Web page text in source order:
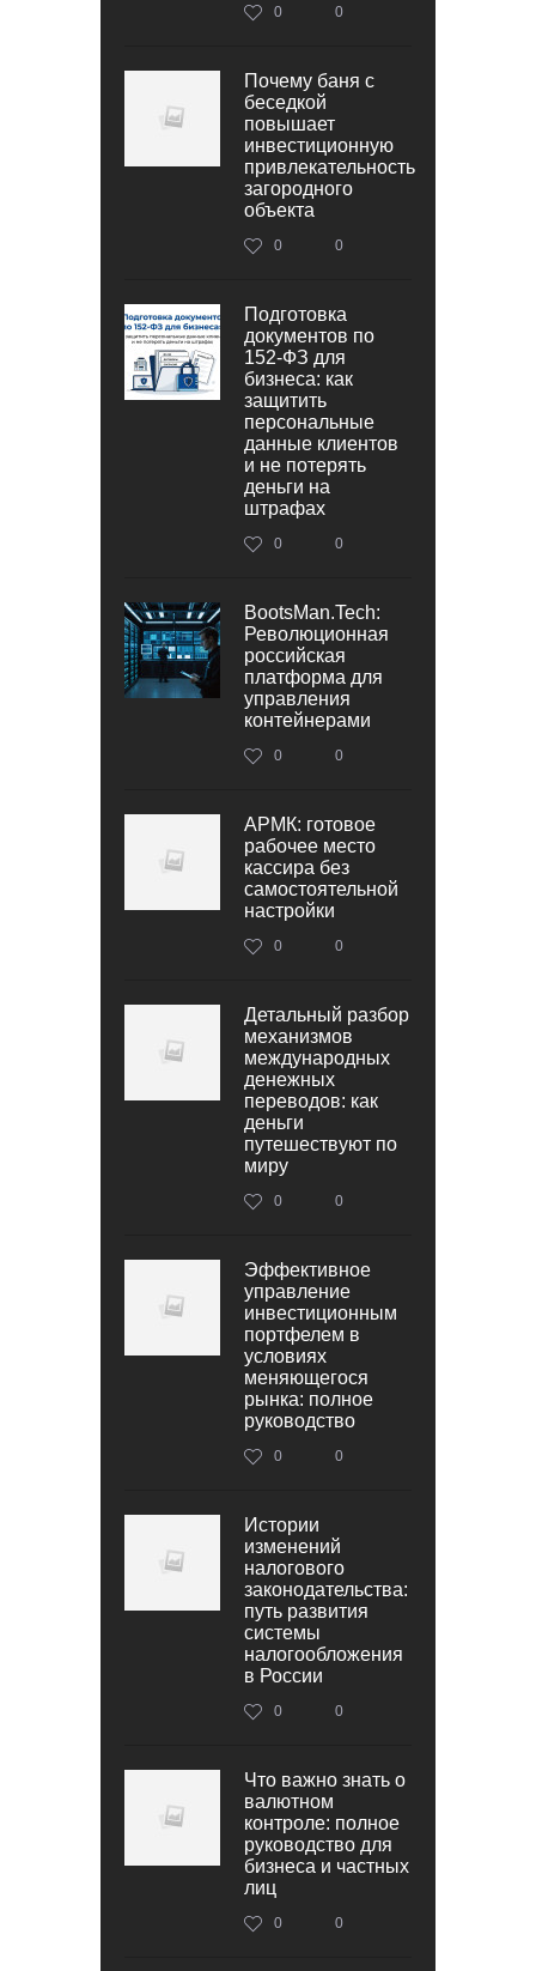
0 0
Почему баня с
беседкой
повышает
инвестиционную
привлекательность
загородного
объекта
0 0
Подготовка
документов по
152‑ФЗ для
бизнеса: как
защитить
персональные
данные клиентов
и не потерять
деньги на
штрафах
0 0
BootsMan.Tech:
Революционная
российская
платформа для
управления
контейнерами
0 0
АРМК: готовое
рабочее место
кассира без
самостоятельной
настройки
0 0
Детальный разбор
механизмов
международных
денежных
переводов: как
деньги
путешествуют по
миру
0 0
Эффективное
управление
инвестиционным
портфелем в
условиях
меняющегося
рынка: полное
руководство
0 0
Истории
изменений
налогового
законодательства:
путь развития
системы
налогообложения
в России
0 0
Что важно знать о
валютном
контроле: полное
руководство для
бизнеса и частных
лиц
0 0